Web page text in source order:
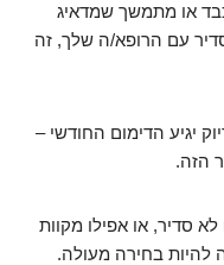
או מתמשך שמדאיג
עם הרופא/ה שלך, זה
יגיע הדימום החודשי –
הזה.
סדיר, או אפילו מקוות
להיות בחירה מעולה.